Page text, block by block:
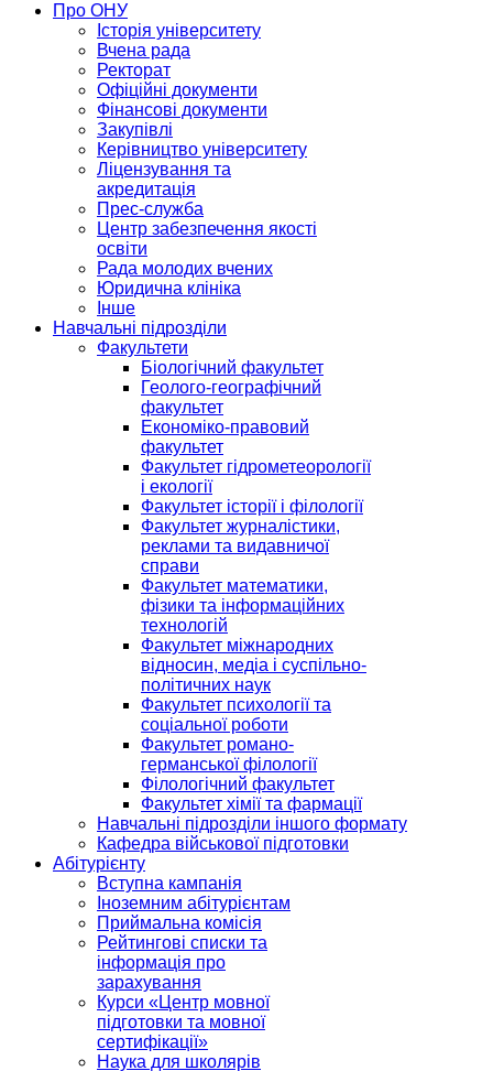
Про ОНУ
Історія університету
Вчена рада
Ректорат
Офіційні документи
Фінансові документи
Закупівлі
Керівництво університету
Ліцензування та
акредитація
Прес-служба
Центр забезпечення якості
освіти
Рада молодих вчених
Юридична клініка
Інше
Навчальні підрозділи
Факультети
Біологічний факультет
Геолого-географічний
факультет
Економіко-правовий
факультет
Факультет гідрометеорології
і екології
Факультет історії і філології
Факультет журналістики,
реклами та видавничої
справи
Факультет математики,
фізики та інформаційних
технологій
Факультет міжнародних
відносин, медіа і суспільно-
політичних наук
Факультет психології та
соціальної роботи
Факультет романо-
германської філології
Філологічний факультет
Факультет хімії та фармації
Навчальні підрозділи іншого формату
Кафедра військової підготовки
Абітурієнту
Вступна кампанія
Іноземним абітурієнтам
Приймальна комісія
Рейтингові списки та
інформація про
зарахування
Курси «Центр мовної
підготовки та мовної
сертифікації»
Наука для школярів